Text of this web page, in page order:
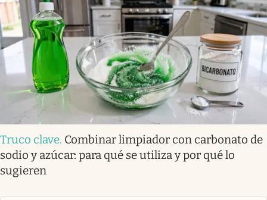
Truco clave. Combinar limpiador con carbonato de
sodio y azúcar: para qué se utiliza y por qué lo
sugieren